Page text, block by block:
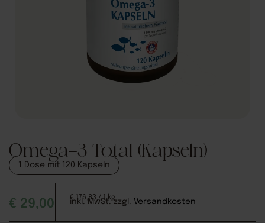
Omega-3 Total (Kapseln)
1 Dose mit 120 Kapseln
€ 29,00 € 176,83 / 1 kg
inkl. MwSt. zzgl. Versandkosten